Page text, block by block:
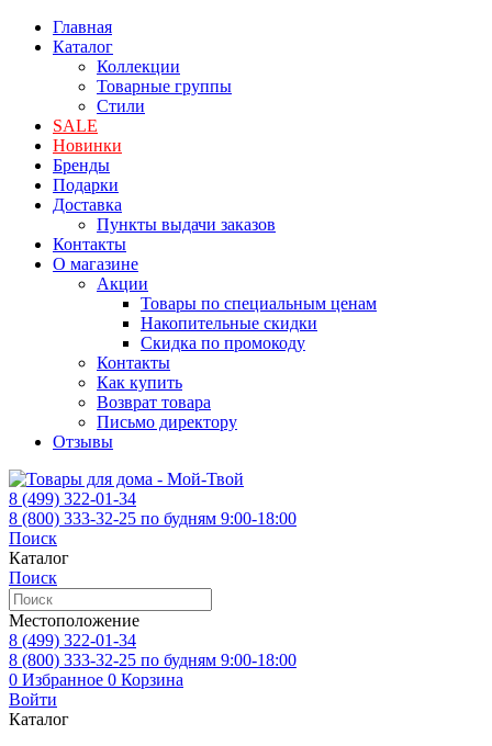
Главная
Каталог
Коллекции
Товарные группы
Стили
SALE
Новинки
Бренды
Подарки
Доставка
Пункты выдачи заказов
Контакты
О магазине
Акции
Товары по специальным ценам
Накопительные скидки
Скидка по промокоду
Контакты
Как купить
Возврат товара
Письмо директору
Отзывы
8 (499) 322-01-34
8 (800) 333-32-25 по будням 9:00-18:00
Поиск
Каталог
Поиск
Местоположение
8 (499) 322-01-34
8 (800) 333-32-25 по будням 9:00-18:00
0 Избранное 0 Корзина
Войти
Каталог